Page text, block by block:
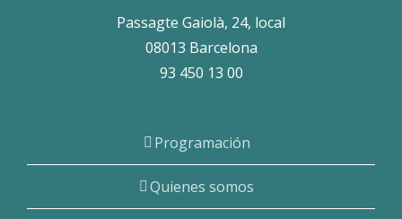
Passagte Gaiolà, 24, local
08013 Barcelona
93 450 13 00
Programación
Quienes somos